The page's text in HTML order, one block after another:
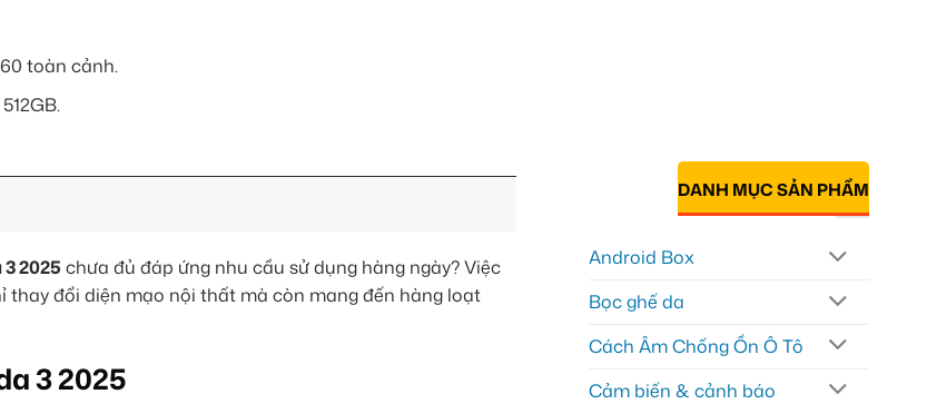
toàn cảnh.
2025 chưa đủ đáp ứng nhu cầu sử dụng hàng ngày? Việc
thay đổi diện mạo nội thất mà còn mang đến hàng loạt
3 2025
DANH MỤC SẢN PHẨM
Android Box
Bọc ghế da
Cách Âm Chống Ồn Ô Tô
Cảm biến & cảnh báo